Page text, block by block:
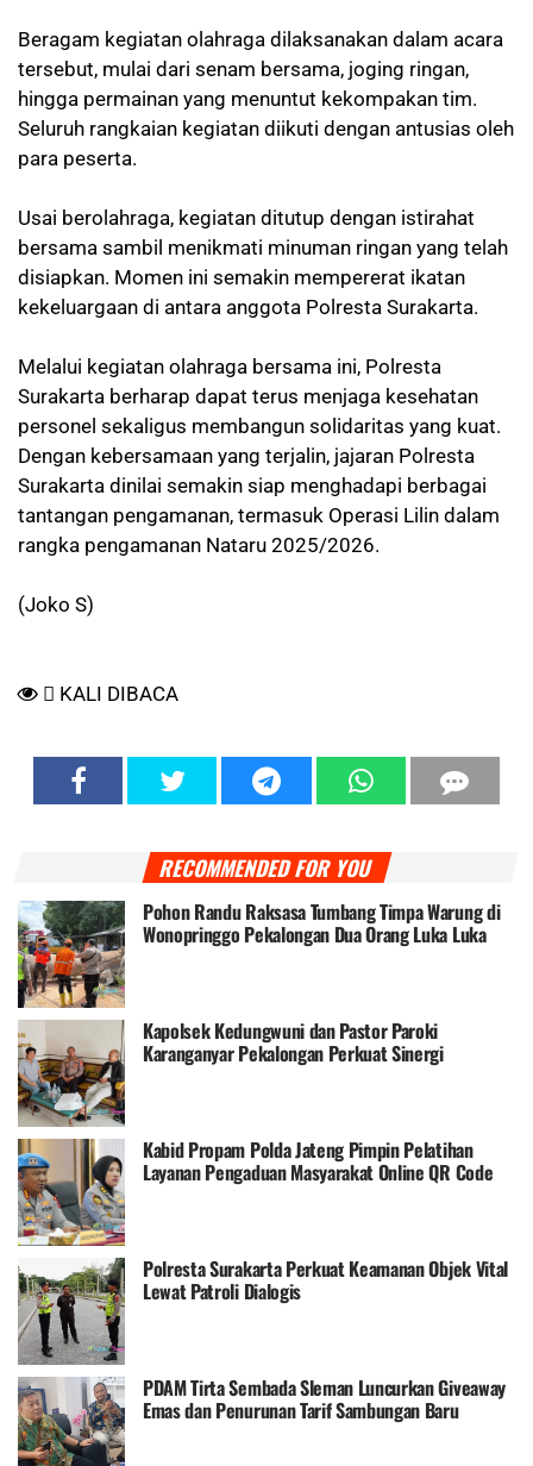
Beragam kegiatan olahraga dilaksanakan dalam acara
tersebut, mulai dari senam bersama, joging ringan,
hingga permainan yang menuntut kekompakan tim.
Seluruh rangkaian kegiatan diikuti dengan antusias oleh
para peserta.
Usai berolahraga, kegiatan ditutup dengan istirahat
bersama sambil menikmati minuman ringan yang telah
disiapkan. Momen ini semakin mempererat ikatan
kekeluargaan di antara anggota Polresta Surakarta.
Melalui kegiatan olahraga bersama ini, Polresta
Surakarta berharap dapat terus menjaga kesehatan
personel sekaligus membangun solidaritas yang kuat.
Dengan kebersamaan yang terjalin, jajaran Polresta
Surakarta dinilai semakin siap menghadapi berbagai
tantangan pengamanan, termasuk Operasi Lilin dalam
rangka pengamanan Nataru 2025/2026.
(Joko S)
KALI DIBACA
RECOMMENDED FOR YOU
Pohon Randu Raksasa Tumbang Timpa Warung di
Wonopringgo Pekalongan Dua Orang Luka Luka
Kapolsek Kedungwuni dan Pastor Paroki
Karanganyar Pekalongan Perkuat Sinergi
Pengamanan Ibadah Natal
Kabid Propam Polda Jateng Pimpin Pelatihan
Layanan Pengaduan Masyarakat Online QR Code
Divpropam Polri
Polresta Surakarta Perkuat Keamanan Objek Vital
Lewat Patroli Dialogis
PDAM Tirta Sembada Sleman Luncurkan Giveaway
Emas dan Penurunan Tarif Sambungan Baru